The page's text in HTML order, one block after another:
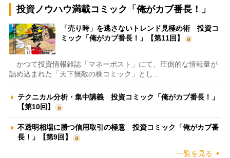
投資ノウハウ満載コミック「俺がカブ番長！」
「売り時」を逃さないトレンド見極め術 投資コ
ミック「俺がカブ番長！」【第11回】
かつて投資情報雑誌「マネーポスト」にて、圧倒的な情報量が
詰め込まれた「天下無敵の株コミック」とし…
テクニカル分析・集中講義 投資コミック「俺がカブ番長！」
【第10回】
不透明相場に勝つ信用取引の極意 投資コミック「俺がカブ番
長！」【第9回】
一覧を見る